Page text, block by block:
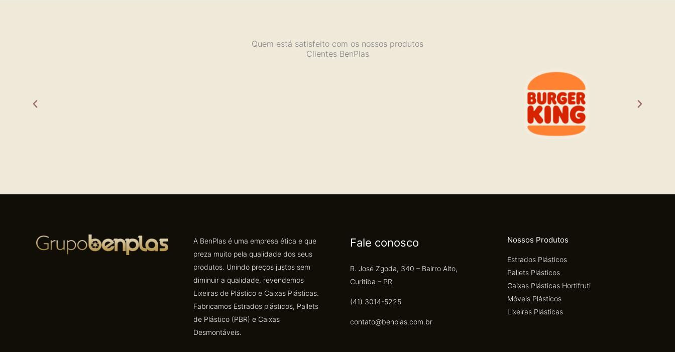
Quem está satisfeito com os nossos produtos
Clientes BenPlas
A BenPlas é uma empresa ética e que
preza muito pela qualidade dos seus
produtos. Unindo preços justos sem
diminuir a qualidade, revendemos
Lixeiras de Plástico e Caixas Plásticas.
Fabricamos Estrados plásticos, Pallets
de Plástico (PBR) e Caixas
Desmontáveis.
Fale conosco
R. José Zgoda, 340 – Bairro Alto,
Curitiba – PR
(41) 3014-5225
contato@benplas.com.br
Nossos Produtos
Estrados Plásticos
Pallets Plásticos
Caixas Plásticas Hortifruti
Móveis Plásticos
Lixeiras Plásticas